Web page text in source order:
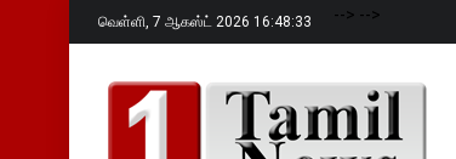
வெள்ளி, 7 ஆகஸ்ட் 2026 16:48:34 --> -->